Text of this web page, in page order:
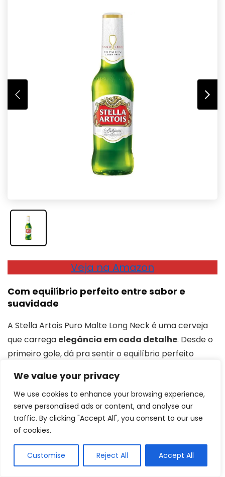
We value your privacy
We use cookies to enhance your browsing experience,
serve personalised ads or content, and analyse our
traffic. By clicking "Accept All", you consent to our use
of cookies.
Customise Reject All Accept All
Veja na Amazon
Com equilíbrio perfeito entre sabor e
suavidade
A Stella Artois Puro Malte Long Neck é uma cerveja
que carrega elegância em cada detalhe. Desde o
primeiro gole, dá pra sentir o equilíbrio perfeito
ingredientes nobres, sendo água, malte e lúpulo, o
que garante aquele perfil puro e limpo, sem aditivos
que pesam no paladar.
um sabor equilibrado e suave, que agrada aos
paladares mais exigentes. A cerveja Stella Artois é